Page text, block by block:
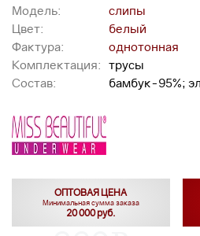
Модель:
слипы
Цвет:
белый
Фактура:
однотонная
Комплектация:
трусы
Состав:
бамбук-95%;
ОПТОВАЯ ЦЕНА
Минимальная сумма заказа
20 000 руб.